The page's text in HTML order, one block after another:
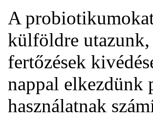
A
külföldre utazunk,
fertőzések
nappal elkezdünk
használatnak